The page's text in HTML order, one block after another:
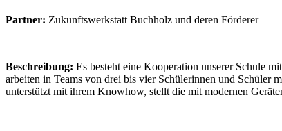
Partner: Zukunftswerkstatt Buchholz und deren Förderer
Beschreibung: Es besteht eine Kooperation unserer Schule
arbeiten in Teams von drei bis vier Schülerinnen und Schüler
unterstützt mit ihrem Knowhow, stellt die mit modernen